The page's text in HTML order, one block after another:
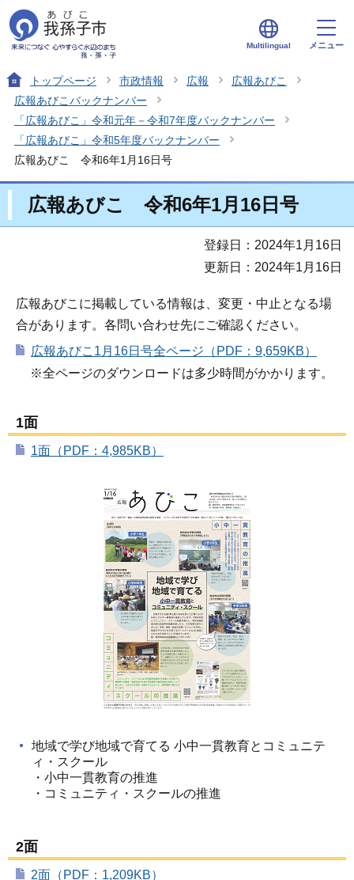
Multilingual メニュー
トップページ 市政情報 広報
広報あびこ
広報あびこバックナンバー
「広報あびこ」令和元年－令和7年度バックナンバー
「広報あびこ」令和5年度バックナンバー
広報あびこ 令和6年1月16日号
広報あびこ 令和6年1月16日号
登録日：2024年1月16日
更新日：2024年1月16日
広報あびこに掲載している情報は、変更・中止となる場
合があります。各問い合わせ先にご確認ください。
広報あびこ1月16日号全ページ（PDF：9,659KB）
※全ページのダウンロードは多少時間がかかります。
1面
1面（PDF：4,985KB）
地域で学び地域で育てる 小中一貫教育とコミュニテ
ィ・スクール
・小中一貫教育の推進
・コミュニティ・スクールの推進
2面
2面（PDF：1,209KB）